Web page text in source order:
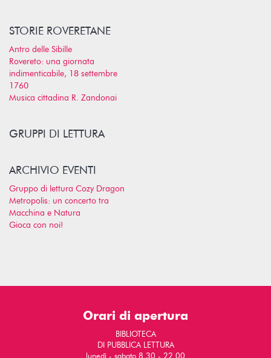
STORIE ROVERETANE
Antro delle Sibille
Rovereto: una giornata
indimenticabile, 18 settembre
1760
Musica cittadina R. Zandonai
GRUPPI DI LETTURA
ARCHIVIO EVENTI
Gruppo di lettura Cozy Dragon
Metropolis: un concerto tra
Macchina e Natura
Gioca con noi!
Orari di apertura
BIBLIOTECA
DI PUBBLICA LETTURA